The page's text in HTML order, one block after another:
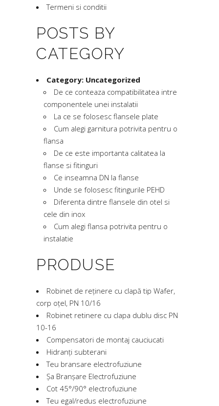
Termeni si conditii
POSTS BY
CATEGORY
Category: Uncategorized
De ce conteaza compatibilitatea intre
componentele unei instalatii
La ce se folosesc flansele plate
Cum alegi garnitura potrivita pentru o
flansa
De ce este importanta calitatea la
flanse si fitinguri
Ce inseamna DN la flanse
Unde se folosesc fitingurile PEHD
Diferenta dintre flansele din otel si
cele din inox
Cum alegi flansa potrivita pentru o
instalatie
PRODUSE
Robinet de reținere cu clapă tip Wafer,
corp oțel, PN 10/16
Robinet retinere cu clapa dublu disc PN
10-16
Compensatori de montaj cauciucati
Hidranți subterani
Teu bransare electrofuziune
Șa Branșare Electrofuziune
Cot 45°/90° electrofuziune
Teu egal/redus electrofuziune